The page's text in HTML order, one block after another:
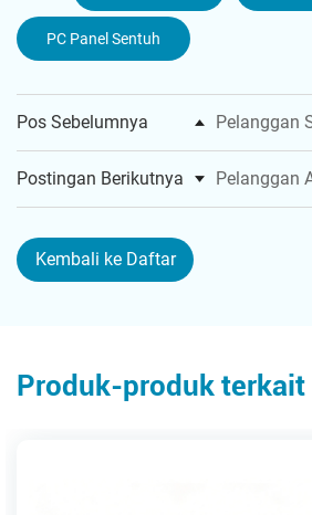
PC Panel Sentuh
Pos Sebelumnya Pelanggan
Postingan Berikutnya Pelanggan
Kembali ke Daftar
Produk-produk terkait